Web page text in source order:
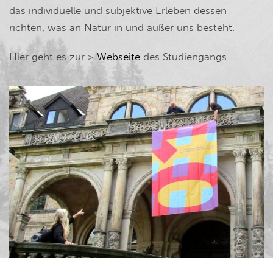
das individuelle und subjektive Erleben dessen
richten, was an Natur in und außer uns besteht.
Hier geht es zur >Webseite des Studiengangs.